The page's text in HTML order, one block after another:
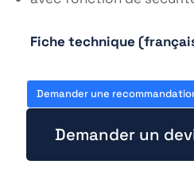
Fiche technique
Demander une
Demander un